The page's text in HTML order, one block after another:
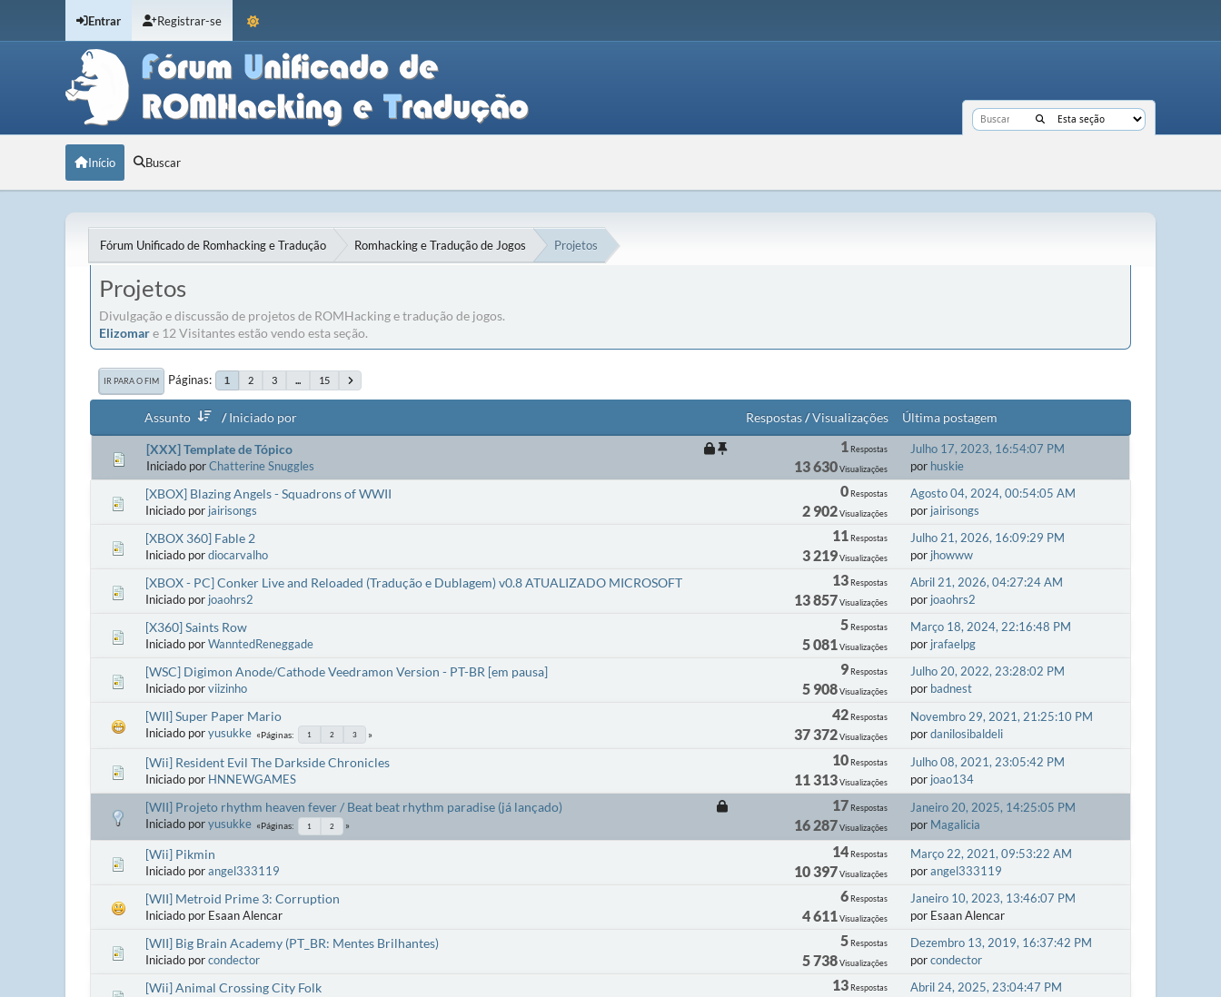
Entrar Registrar-se
Início Buscar
Fórum Unificado de Romhacking e Tradução Romhacking e Tradução de Jogos Projetos
Projetos
Divulgação e discussão de projetos de ROMHacking e tradução de jogos.
Elizomare 12 Visitantes estão vendo esta seção.
IR PARA O FIM Páginas 1 2 3 ... 15
Assunto /Iniciado por Respostas/Visualizações Última postagem
[XXX] Template de Tópico
Iniciado porChatterine Snuggles
1Respostas
13 630Visualizações
Julho 17, 2023, 16:54:07 PM
por huskie
[XBOX] Blazing Angels - Squadrons of WWII
Iniciado por jairisongs
0Respostas
2 902Visualizações
Agosto 04, 2024, 00:54:05 AM
por jairisongs
[XBOX 360] Fable 2
Iniciado pordiocarvalho
11 Respostas
3 219Visualizações
Julho 21, 2026, 16:09:29 PM
por jhowww
[XBOX - PC] Conker Live and Reloaded (Tradução e Dublagem) v0.8 ATUALIZADO MICROSOFT
Iniciado por joaohrs2
13Respostas
13 857Visualizações
Abril 21, 2026, 04:27:24 AM
por joaohrs2
[X360] Saints Row
Iniciado porWanntedReneggade
5Respostas
5 081 Visualizações
Março 18, 2024, 22:16:48 PM
por jrafaelpg
[WSC] Digimon Anode/Cathode Veedramon Version - PT-BR [em pausa]
Iniciado porviizinho
9Respostas
5 908Visualizações
Julho 20, 2022, 23:28:02 PM
por badnest
[WII] Super Paper Mario
Iniciado poryusukke Páginas 1 2 3
42Respostas
37 372Visualizações
Novembro 29, 2021, 21:25:10 PM
pordanilosibaldeli
[Wii] Resident Evil The Darkside Chronicles
Iniciado por HNNEWGAMES
10Respostas
11 313Visualizações
Julho 08, 2021, 23:05:42 PM
por joao134
[WII] Projeto rhythm heaven fever / Beat beat rhythm paradise (já lançado)
Iniciado poryusukke Páginas 1 2
17 Respostas
16 287Visualizações
Janeiro 20, 2025, 14:25:05 PM
por Magalicia
[Wii] Pikmin
Iniciado porangel333119
14Respostas
10 397Visualizações
Março 22, 2021, 09:53:22 AM
porangel333119
[WII] Metroid Prime 3: Corruption
Iniciado por Esaan Alencar
6Respostas
4 611 Visualizações
Janeiro 10, 2023, 13:46:07 PM
por Esaan Alencar
[WII] Big Brain Academy (PT_BR: Mentes Brilhantes)
Iniciado porcondector
5Respostas
5 738Visualizações
Dezembro 13, 2019, 16:37:42 PM
porcondector
[Wii] Animal Crossing City Folk 13Respostas
Abril 24, 2025, 23:04:47 PM